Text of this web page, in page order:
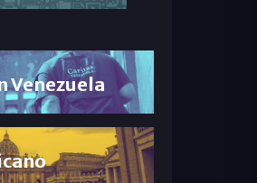
Venezuela